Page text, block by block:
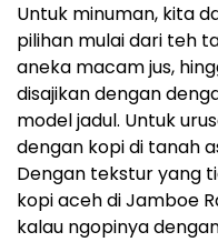
Untuk minuman, kita
pilihan mulai dari teh
aneka macam jus,
disajikan dengan
model jadul. Untuk
dengan kopi di tanah
Dengan tekstur yang
kopi aceh di Jamboe
kalau ngopinya